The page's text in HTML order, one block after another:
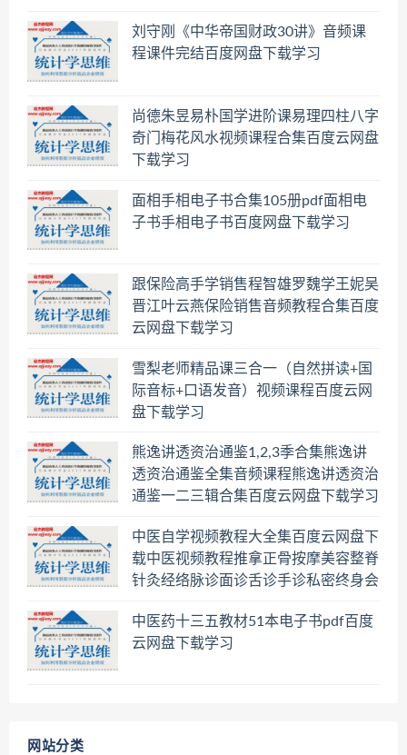
刘守刚《中华帝国财政30讲》音频课
程课件完结百度网盘下载学习
尚德朱昱易朴国学进阶课易理四柱八字
奇门梅花风水视频课程合集百度云网盘
下载学习
面相手相电子书合集105册pdf面相电
子书手相电子书百度网盘下载学习
跟保险高手学销售程智雄罗魏学王妮吴
晋江叶云燕保险销售音频教程合集百度
云网盘下载学习
雪梨老师精品课三合一（自然拼读+国
际音标+口语发音）视频课程百度云网
盘下载学习
熊逸讲透资治通鉴1,2,3季合集熊逸讲
透资治通鉴全集音频课程熊逸讲透资治
通鉴一二三辑合集百度云网盘下载学习
中医自学视频教程大全集百度云网盘下
载中医视频教程推拿正骨按摩美容整脊
针灸经络脉诊面诊舌诊手诊私密终身会
中医药十三五教材51本电子书pdf百度
云网盘下载学习
网站分类